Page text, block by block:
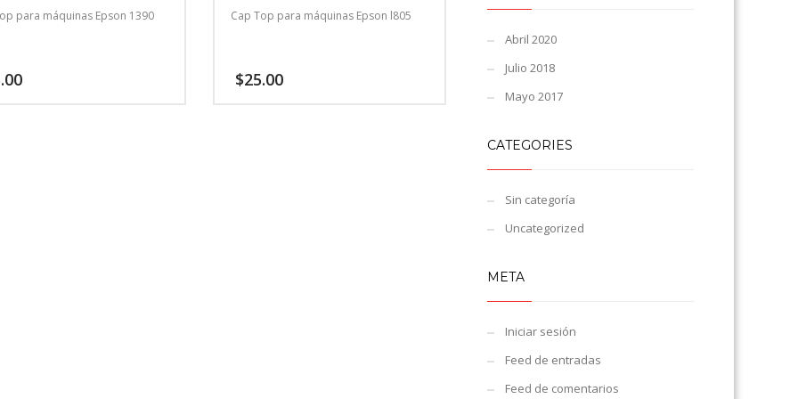
para máquinas Epson 1390 Cap Top para máquinas Epson l805
$25.00
Abril 2020
Julio 2018
Mayo 2017
CATEGORIES
Sin categoría
Uncategorized
META
Iniciar sesión
Feed de entradas
Feed de comentarios